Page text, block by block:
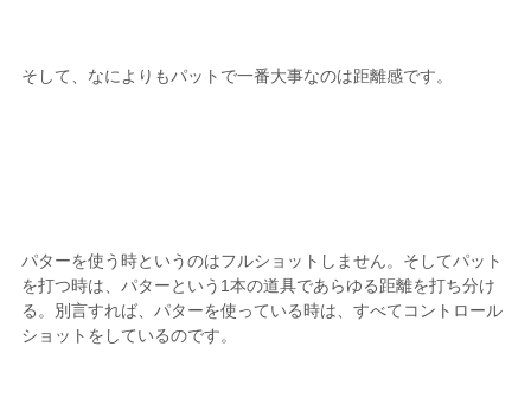
そして、なによりもパットで一番大事なのは距離感です。
パターを使う時というのはフルショットしません。そしてパット
を打つ時は、パターという1本の道具であらゆる距離を打ち分け
る。別言すれば、パターを使っている時は、すべてコントロール
ショットをしているのです。